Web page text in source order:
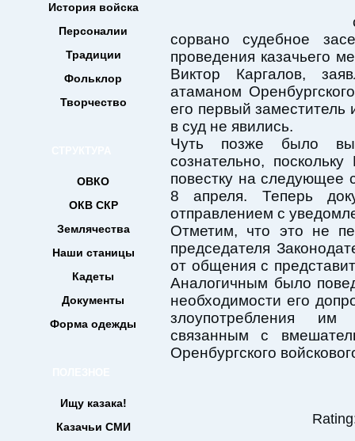
История войска
Персоналии
Традиции
Фольклор
Творчество
ОВКО
ОКВ СКР
Землячества
Наши станицы
Кадеты
Документы
Форма одежды
Ищу казака!
Казачьи СМИ
сорвано судебное
проведения казачьего
Виктор Каргалов,
атаманом
его первый заместитель
в суд не явились.
Чуть позже было
сознательно,
повестку на следующее
8 апреля. Теперь
отправлением с
Отметим, что это не
председателя
от общения с
Аналогичным было
необходимости его
злоупотребления
связанным с
Оренбургского